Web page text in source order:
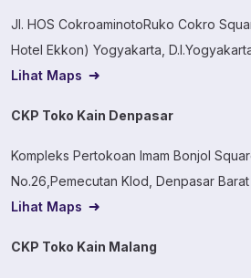
Jl. HOS CokroaminotoRuko Cokro
Hotel Ekkon) Yogyakarta,
Lihat Maps
CKP Toko Kain Denpasar
Kompleks Pertokoan Imam Bonjol
No.26,Pemecutan Klod, Denpasar Barat
Lihat Maps
CKP Toko Kain Malang